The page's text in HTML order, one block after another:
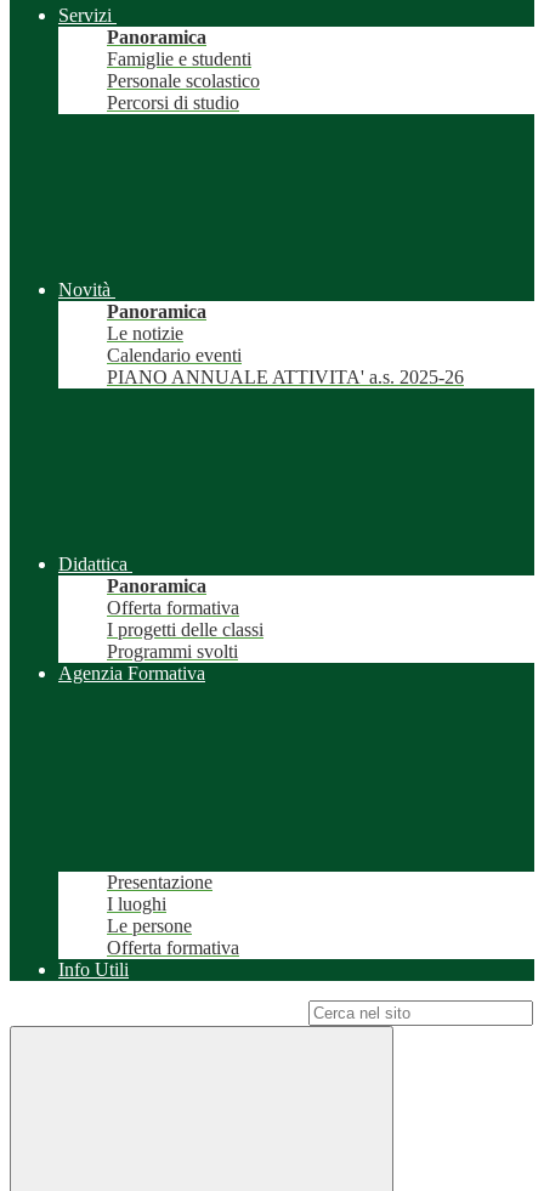
Servizi
Panoramica
Famiglie e studenti
Personale scolastico
Percorsi di studio
Novità
Panoramica
Le notizie
Calendario eventi
PIANO ANNUALE ATTIVITA' a.s. 2025-26
Didattica
Panoramica
Offerta formativa
I progetti delle classi
Programmi svolti
Agenzia Formativa
Presentazione
I luoghi
Le persone
Offerta formativa
Info Utili